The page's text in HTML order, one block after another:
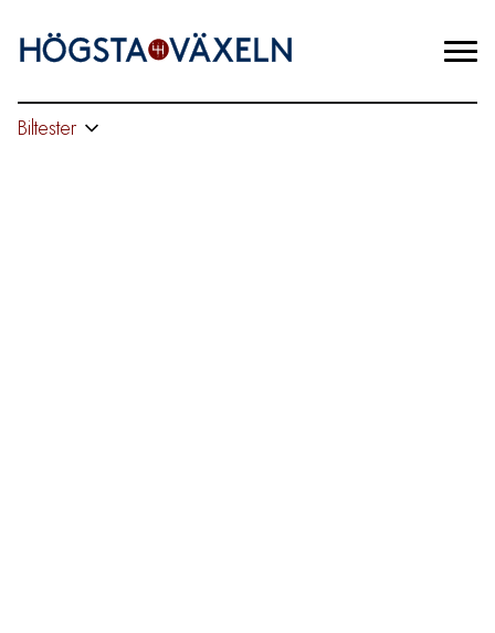
Biltester